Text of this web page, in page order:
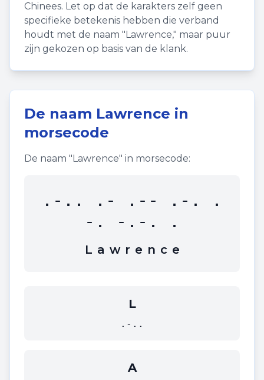
Chinees. Let op dat de karakters zelf geen
specifieke betekenis hebben die verband
houdt met de naam "Lawrence," maar puur
zijn gekozen op basis van de klank.
De naam Lawrence in
morsecode
De naam "Lawrence" in morsecode:
.-.. .- .-- .-. .
-. -.-. .
L a w r e n c e
L
.-..
A